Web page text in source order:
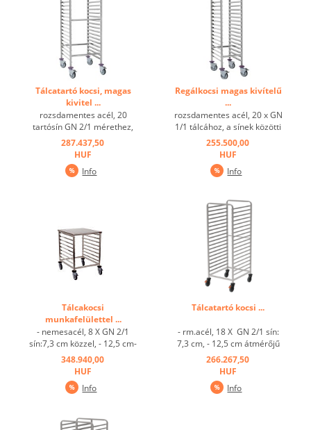
Tálcatartó kocsi, magas
kivitel ...
rozsdamentes acél, 20
tartósín GN 2/1 mérethez,
síntávolság 67 mm ...
287.437,50
HUF
Info
Regálkocsi magas kivítelű
...
rozsdamentes acél, 20 x GN
1/1 tálcához, a sínek közötti
osztás 67 mm. ...
255.500,00
HUF
Info
Tálcakocsi
munkafelülettel ...
- nemesacél, 8 X GN 2/1
sín:7,3 cm közzel, - 12,5 cm-
s 2 fékezhető, 2
bolygókerékkel ...
348.940,00
HUF
Info
Tálcatartó kocsi ...
- rm.acél, 18 X GN 2/1 sín:
7,3 cm, - 12,5 cm átmérőjű
2 fékezhető, 2
bolygókerékkel +
ütközésgátlóval ...
266.267,50
HUF
Info